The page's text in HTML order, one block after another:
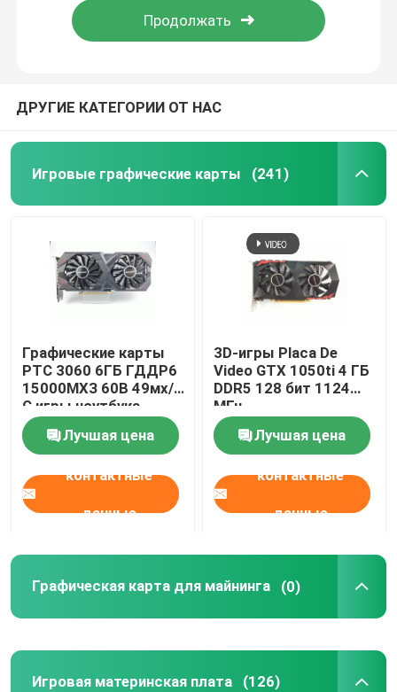
Дом
Видео
О нас
Путешествие фабрики
Проверка качества
Свяжитесь мы
Спросите цитату
ДРУГИЕ КАТЕГОРИИ ОТ НАС
Игровые графические карты (241)
Графические карты
РТС 3060 6ГБ ГДДР6
15000МХЗ 60В 49мх/
С игры ноутбука
Лучшая цена
контактные
данные
3D-игры Placa De
Video GTX 1050ti 4 ГБ
DDR5 128 бит 1124
МГц
Лучшая цена
контактные
данные
Графическая карта для майнинга (0)
Игровая материнская плата (126)